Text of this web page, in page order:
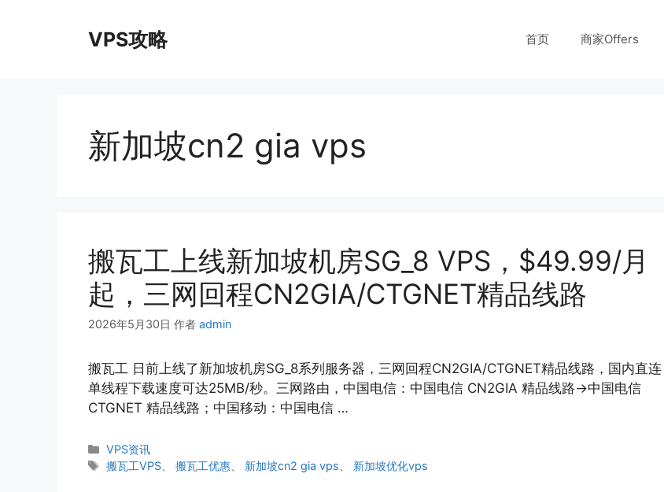
VPS攻略 首页 商家Offers
新加坡cn2 gia vps
搬瓦工上线新加坡机房SG_8 VPS，$49.99/月
起，三网回程CN2GIA/CTGNET精品线路
2026年5月30日 作者 admin
搬瓦工 日前上线了新加坡机房SG_8系列服务器，三网回程CN2GIA/CTGNET精品线路，国内直连
单线程下载速度可达25MB/秒。三网路由，中国电信：中国电信 CN2GIA 精品线路→中国电信
CTGNET 精品线路；中国移动：中国电信 …
分
类
VPS资讯
标
搬瓦工VPS 、搬瓦工优惠 新加坡cn2 gia vps 新加坡优化vps